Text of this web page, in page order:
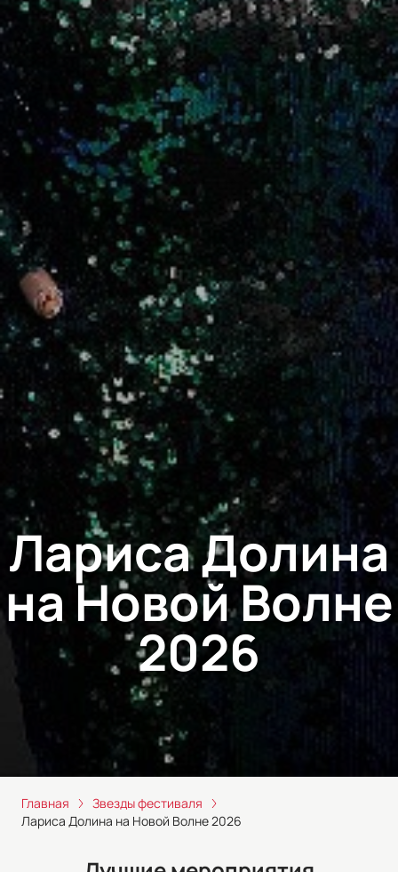
Лариса Долина
на Новой Волне
2026
Главная
Звезды фестиваля
Лариса Долина на Новой Волне 2026